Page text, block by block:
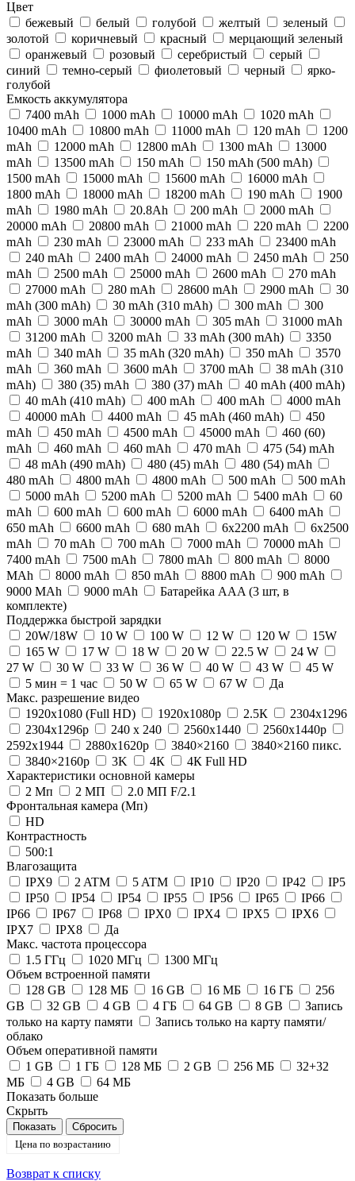
Цвет
бежевый
белый голубой желтый
зеленый
золотой
коричневый красный
мерцающий зеленый
оранжевый
розовый серебристый
серый
синий
темно-серый фиолетовый черный
ярко-
голубой
Емкость аккумулятора
7400 mAh
1000 mAh 10000 mAh
1020 mAh
10400 mAh
10800 mAh 11000 mAh 120 mAh
1200
mAh
12000 mAh 12800 mAh 1300 mAh
13000
mAh
13500 mAh 150 mAh
150 mAh (500 mAh)
1500 mAh
15000 mAh 15600 mAh
16000 mAh
1800 mAh
18000 mAh 18200 mAh 190 mAh
1900
mAh
1980 mAh 20.8Ah 200 mAh
2000 mAh
20000 mAh
20800 mAh 21000 mAh 220 mAh
2200
mAh
230 mAh 23000 mAh 233 mAh
23400 mAh
240 mAh
2400 mAh 24000 mAh 2450 mAh
250
mAh
2500 mAh 25000 mAh 2600 mAh
270 mAh
27000 mAh
280 mAh 28600 mAh 2900 mAh
30
mAh (300 mAh)
30 mAh (310 mAh) 300 mAh
300
mАh
3000 mAh 30000 mAh 305 mAh
31000 mAh
31200 mAh
3200 mAh 33 mAh (300 mAh)
3350
mAh
340 mAh 35 mAh (320 mAh) 350 mAh
3570
mAh
360 mAh 3600 mAh 3700 mAh
38 mAh (310
mAh)
380 (35) mАh 380 (37) mАh
40 mAh (400 mAh)
40 mAh (410 mAh)
400 mAh 400 mАh
4000 mAh
40000 mAh
4400 mAh 45 mAh (460 mAh)
450
mAh
450 mАh 4500 mAh 45000 mAh
460 (60)
mАh
460 mAh 460 mАh 470 mAh
475 (54) mАh
48 mAh (490 mAh)
480 (45) mАh
480 (54) mАh
480 mАh
4800 mAh 4800 mАh 500 mAh
500 mАh
5000 mAh
5200 mAh 5200 mAh 5400 mAh
60
mAh
600 mAh 600 mАh 6000 mAh
6400 mAh
650 mAh
6600 mAh 680 mAh 6x2200 mAh
6x2500
mAh
70 mAh 700 mAh 7000 mAh
70000 mAh
7400 mAh
7500 mAh 7800 mAh 800 mAh
8000
MAh
8000 mAh 850 mAh 8800 mAh
900 mАh
9000 MAh
9000 mAh
Батарейка AAA (3 шт, в
комплекте)
Поддержка быстрой зарядки
20W/18W
10 W 100 W 12 W 120 W
15W
165 W
17 W 18 W 20 W 22.5 W
24 W
27 W
30 W 33 W 36 W 40 W 43 W
45 W
5 мин = 1 час
50 W 65 W 67 W
Да
Макс. разрешение видео
1920x1080 (Full HD)
1920x1080p 2.5К
2304x1296
2304x1296p
240 х 240 2560x1440
2560x1440p
2592x1944
2880х1620p 3840×2160
3840×2160 пикс.
3840×2160р
3K 4К
4К Full HD
Характеристики основной камеры
2 Мп
2 МП
2.0 МП F/2.1
Фронтальная камера (Мп)
HD
Контрастность
500:1
Влагозащита
IPX9
2 ATM 5 ATM IP10 IP20 IP42
IP5
IP50
IP54 IP54 IP55 IP56 IP65
IP66
IP66
IP67 IP68 IPX0 IPX4 IPX5
IPX6
IPX7
IPX8
Да
Макс. частота процессора
1.5 ГГц
1020 МГц
1300 МГц
Объем встроенной памяти
128 GB
128 МБ 16 GB 16 MБ 16 ГБ
256
GB
32 GB 4 GB 4 ГБ 64 GB 8 GB
Запись
только на карту памяти
Запись только на карту памяти/
облако
Объем оперативной памяти
1 GB
1 ГБ 128 МБ 2 GB 256 МБ
32+32
МБ
4 GB
64 MБ
Показать больше
Скрыть
Цена по возрастанию
Возврат к списку